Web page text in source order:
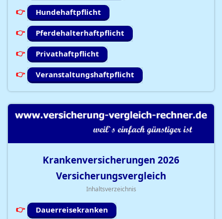
Hundehaftpflicht
Pferdehalterhaftpflicht
Privathaftpflicht
Veranstaltungshaftpflicht
Krankenversicherungen 2026
Versicherungsvergleich
Inhaltsverzeichnis
Dauerreisekranken